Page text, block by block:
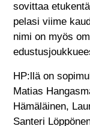
sovittaa
pelasi viime
nimi on myös
HP:llä on
Matias
Hämäläinen,
Santeri